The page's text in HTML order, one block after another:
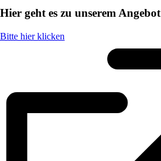
Hier geht es zu unserem Angebot
Bitte hier klicken